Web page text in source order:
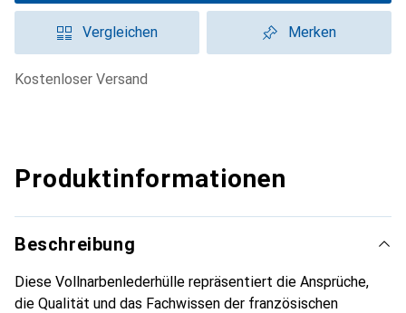
Vergleichen Merken
kostenloser Versand
Produktinformationen
Beschreibung
Diese Vollnarbenlederhülle repräsentiert die Ansprüche,
die Qualität und das Fachwissen der französischen